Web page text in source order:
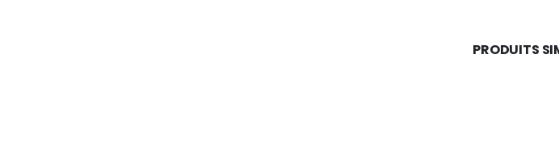
PRODUITS